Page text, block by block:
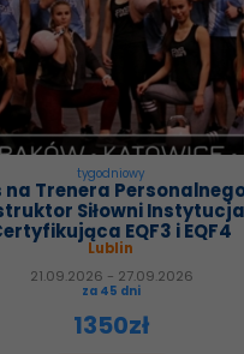
tygodniowy
na Trenera
Siłowni Instytucja
EQF3 i EQF4
Lublin
21.09.2026 - 27.09.2026
za 45 dni
1350zł